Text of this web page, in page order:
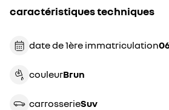
caractéristiques techniques
date de 1ère immatriculation
couleur brun
carrosserie suv